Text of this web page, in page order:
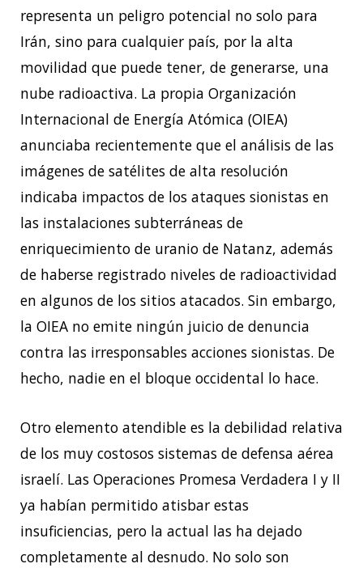
representa un peligro potencial no solo para
Irán, sino para cualquier país, por la alta
movilidad que puede tener, de generarse, una
nube radioactiva. La propia Organización
Internacional de Energía Atómica (OIEA)
anunciaba recientemente que el análisis de las
imágenes de satélites de alta resolución
indicaba impactos de los ataques sionistas en
las instalaciones subterráneas de
enriquecimiento de uranio de Natanz, además
de haberse registrado niveles de radioactividad
en algunos de los sitios atacados. Sin embargo,
la OIEA no emite ningún juicio de denuncia
contra las irresponsables acciones sionistas. De
hecho, nadie en el bloque occidental lo hace.
Otro elemento atendible es la debilidad relativa
de los muy costosos sistemas de defensa aérea
israelí. Las Operaciones Promesa Verdadera I y II
ya habían permitido atisbar estas
insuficiencias, pero la actual las ha dejado
completamente al desnudo. No solo son